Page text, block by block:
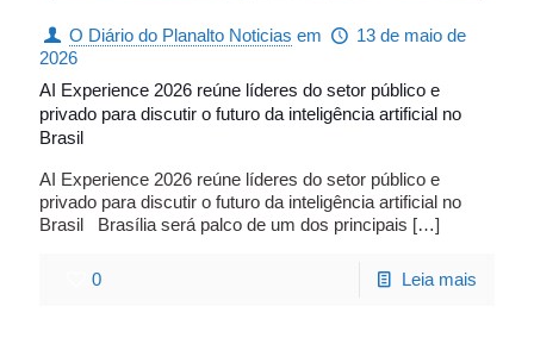
O Diário do Planalto Noticias em
13 de maio de
2026
AI Experience 2026 reúne líderes do setor público e
privado para discutir o futuro da inteligência artificial no
Brasil
AI Experience 2026 reúne líderes do setor público e
privado para discutir o futuro da inteligência artificial no
Brasil Brasília será palco de um dos principais […]
0 Leia mais